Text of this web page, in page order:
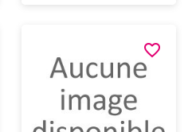
favorite_border